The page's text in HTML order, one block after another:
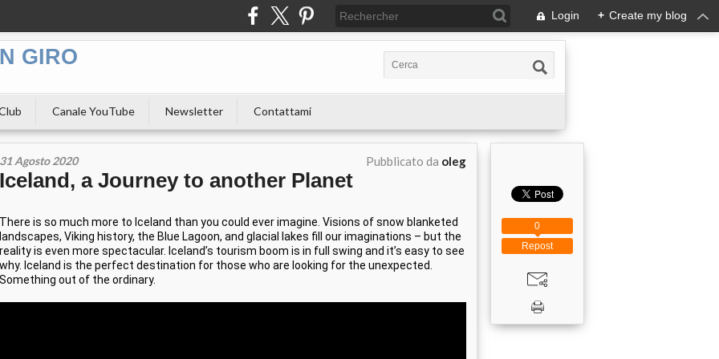
Login + Create my blog
GIRO
Canale YouTube Newsletter Contattami
31 Agosto 2020 Pubblicato da oleg
Iceland, a Journey to another Planet
There is so much more to Iceland than you could ever imagine. Visions of snow blanketed
landscapes, Viking history, the Blue Lagoon, and glacial lakes fill our imaginations – but the
reality is even more spectacular. Iceland’s tourism boom is in full swing and it’s easy to see
why. Iceland is the perfect destination for those who are looking for the unexpected.
Something out of the ordinary.
Repost
0